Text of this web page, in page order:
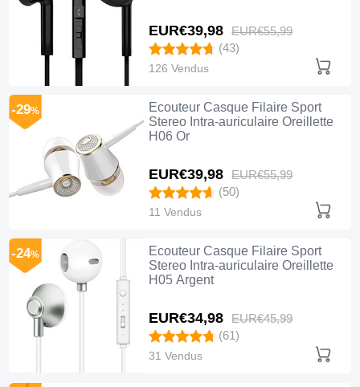
EUR€39,98 EUR€55,99
(43)
126 Vendus
Ecouteur Casque Filaire Sport
Stereo Intra-auriculaire Oreillette
H06 Or
EUR€39,98 EUR€55,99
-29%
(50)
11 Vendus
Ecouteur Casque Filaire Sport
Stereo Intra-auriculaire Oreillette
H05 Argent
EUR€34,98 EUR€45,99
-24%
(61)
31 Vendus